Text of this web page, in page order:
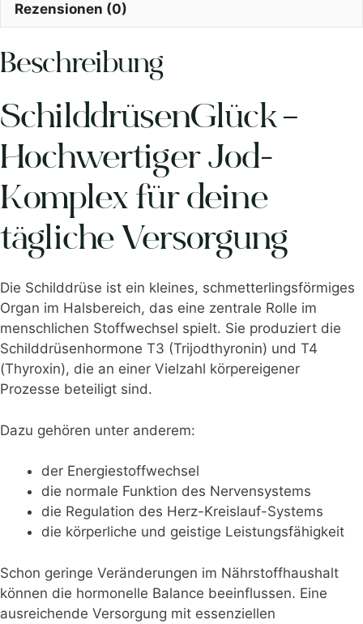
Rezensionen (0)
Beschreibung
SchilddrüsenGlück –
Hochwertiger Jod-
Komplex für deine
tägliche Versorgung
Die Schilddrüse ist ein kleines, schmetterlingsförmiges
Organ im Halsbereich, das eine zentrale Rolle im
menschlichen Stoffwechsel spielt. Sie produziert die
Schilddrüsenhormone T3 (Trijodthyronin) und T4
(Thyroxin), die an einer Vielzahl körpereigener
Prozesse beteiligt sind.
Dazu gehören unter anderem:
der Energiestoffwechsel
die normale Funktion des Nervensystems
die Regulation des Herz-Kreislauf-Systems
die körperliche und geistige Leistungsfähigkeit
Schon geringe Veränderungen im Nährstoffhaushalt
können die hormonelle Balance beeinflussen. Eine
ausreichende Versorgung mit essenziellen